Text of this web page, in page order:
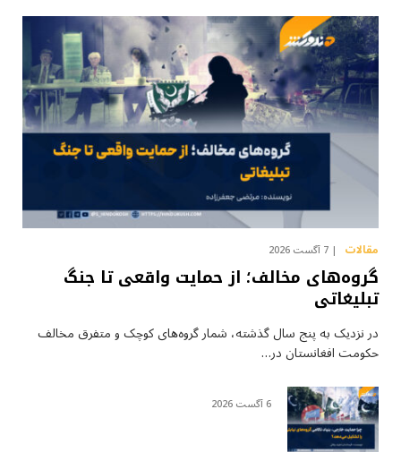
مقالات 7 آگست 2026
گروه‌های مخالف؛ از حمایت واقعی تا جنگ
تبلیغاتی
در نزدیک به پنج سال گذشته، شمار گروه‌های کوچک و متفرق مخالف
حکومت افغانستان در…
6 آگست 2026